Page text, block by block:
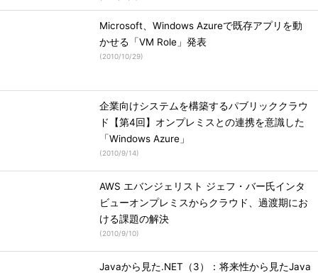
Microsoft、Windows Azureで既存アプリを動
かせる「VM Role」発表
(2010/10/29)
企業向けシステムを構築するパブリッククラウ
ド【第4回】オンプレミスとの連携を意識した
「Windows Azure」
(2010/9/14)
AWS エバンジェリスト ジェフ・バー氏インタ
ビューオンプレミスからクラウド、過渡期にお
ける課題の解決
(2010/9/10)
Javaから見た.NET（3）：将来性から見たJava